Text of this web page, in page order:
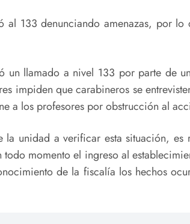
al 133 denunciando amenazas, por
un llamado a nivel 133 por parte de
impiden que carabineros se
a los profesores por obstrucción al
unidad a verificar esta situación, es
momento el ingreso al
de la fiscalía los hechos